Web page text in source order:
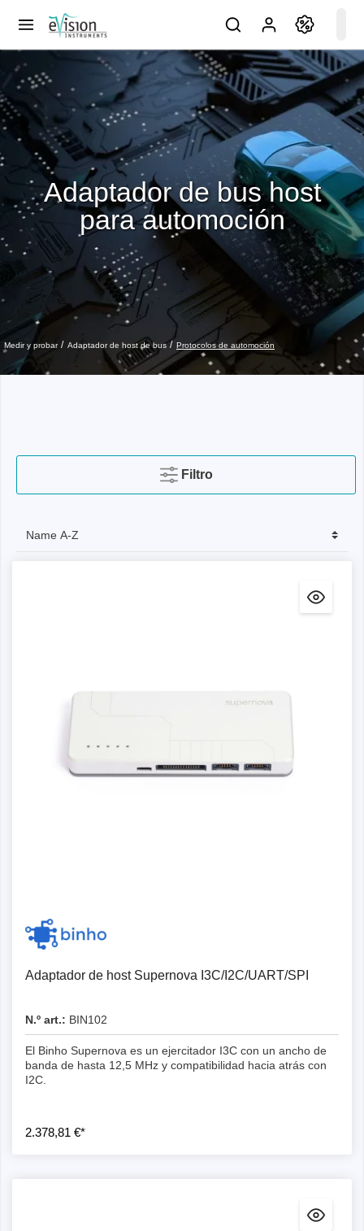
Medir y probar Adaptador de host de bus Protocolos de automoción
Adaptador de bus host
para automoción
Filtro
Adaptador de host Supernova I3C/I2C/UART/SPI
N.º art.: BIN102
El Binho Supernova es un ejercitador I3C con un ancho de
banda de hasta 12,5 MHz y compatibilidad hacia atrás con
I2C.
2.378,81 €*